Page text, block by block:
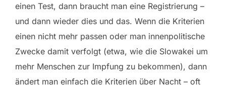
einen Test, dann braucht man eine Registrierung –
und dann wieder dies und das. Wenn die Kriterien
einen nicht mehr passen oder man innenpolitische
Zwecke damit verfolgt (etwa, wie die Slowakei um
mehr Menschen zur Impfung zu bekommen), dann
ändert man einfach die Kriterien über Nacht – oft